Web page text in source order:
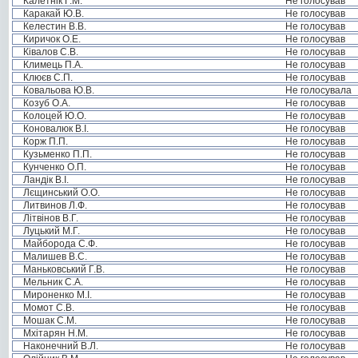
Каракай Ю.В.
Не голосував
Келестин В.В.
Не голосував
Киричок О.Е.
Не голосував
Ківалов С.В.
Не голосував
Климець П.А.
Не голосував
Клюєв С.П.
Не голосував
Ковальова Ю.В.
Не голосувала
Козуб О.А.
Не голосував
Колоцей Ю.О.
Не голосував
Коновалюк В.І.
Не голосував
Корж П.П.
Не голосував
Кузьменко П.П.
Не голосував
Кунченко О.П.
Не голосував
Ландік В.І.
Не голосував
Лєщинський О.О.
Не голосував
Литвинов Л.Ф.
Не голосував
Літвінов В.Г.
Не голосував
Луцький М.Г.
Не голосував
Майборода С.Ф.
Не голосував
Малишев В.С.
Не голосував
Маньковський Г.В.
Не голосував
Мельник С.А.
Не голосував
Мироненко М.І.
Не голосував
Момот С.В.
Не голосував
Мошак С.М.
Не голосував
Мхітарян Н.М.
Не голосував
Наконечний В.Л.
Не голосував